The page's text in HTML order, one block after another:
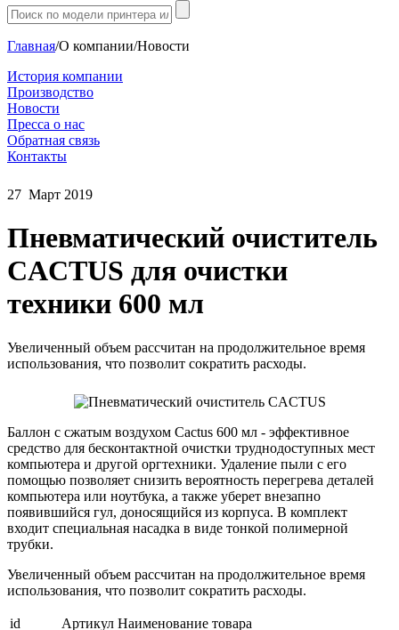
Главная/О компании/Новости
История компании
Производство
Новости
Пресса о нас
Обратная связь
Контакты
27 Март 2019
Пневматический очиститель
CACTUS для очистки
техники 600 мл
Увеличенный объем рассчитан на продолжительное время
использования, что позволит сократить расходы.
Баллон с сжатым воздухом Cactus 600 мл - эффективное
средство для бесконтактной очистки труднодоступных мест
компьютера и другой оргтехники. Удаление пыли с его
помощью позволяет снизить вероятность перегрева деталей
компьютера или ноутбука, а также уберет внезапно
появившийся гул, доносящийся из корпуса. В комплект
входит специальная насадка в виде тонкой полимерной
трубки.
Увеличенный объем рассчитан на продолжительное время
использования, что позволит сократить расходы.
id Артикул Наименование товара